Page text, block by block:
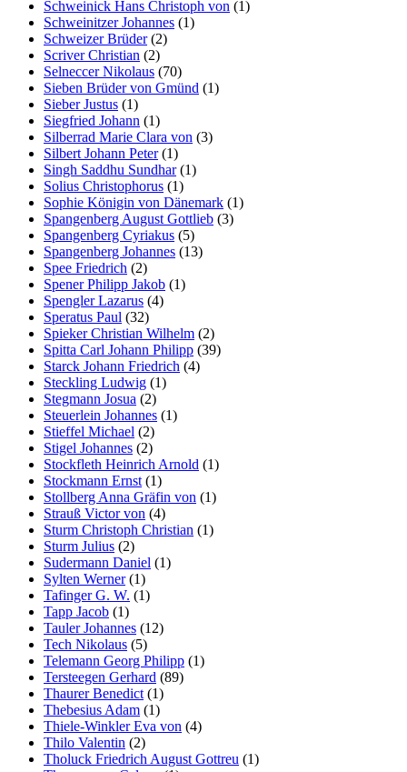
Schweinick Hans Christoph von (1)
Schweinitzer Johannes (1)
Schweizer Brüder(2)
Scriver Christian (2)
Selneccer Nikolaus (70)
Sieben Brüder von Gmünd (1)
Sieber Justus (1)
Siegfried Johann (1)
Silberrad Marie Clara von (3)
Silbert Johann Peter(1)
Singh Saddhu Sundhar(1)
Solius Christophorus (1)
Sophie Königin von Dänemark (1)
Spangenberg August Gottlieb (3)
Spangenberg Cyriakus (5)
Spangenberg Johannes (13)
Spee Friedrich (2)
Spener Philipp Jakob (1)
Spengler Lazarus (4)
Speratus Paul (32)
Spieker Christian Wilhelm (2)
Spitta Carl Johann Philipp (39)
Starck Johann Friedrich (4)
Steckling Ludwig (1)
Stegmann Josua (2)
Steuerlein Johannes (1)
Stieffel Michael (2)
Stigel Johannes (2)
Stockfleth Heinrich Arnold (1)
Stockmann Ernst (1)
Stollberg Anna Gräfin von (1)
Strauß Victor von (4)
Sturm Christoph Christian (1)
Sturm Julius (2)
Sudermann Daniel (1)
Sylten Werner(1)
Tafinger G. W. (1)
Tapp Jacob (1)
Tauler Johannes (12)
Tech Nikolaus (5)
Telemann Georg Philipp (1)
Tersteegen Gerhard (89)
Thaurer Benedict (1)
Thebesius Adam (1)
Thiele-Winkler Eva von (4)
Thilo Valentin (2)
Tholuck Friedrich August Gottreu (1)